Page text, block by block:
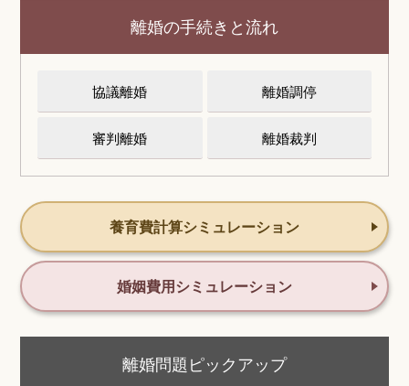
離婚の手続きと流れ
協議離婚 離婚調停
審判離婚 離婚裁判
養育費計算シミュレーション
婚姻費用シミュレーション
離婚問題ピックアップ